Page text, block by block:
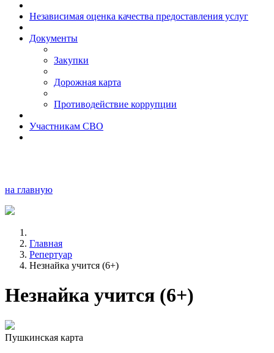
Независимая оценка качества предоставления услуг
Документы
Закупки
Дорожная карта
Противодействие коррупции
Участникам СВО
на главную
Главная
Репертуар
Незнайка учится (6+)
Незнайка учится (6+)
Пушкинская карта